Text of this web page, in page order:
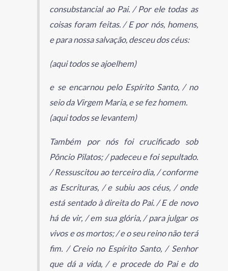
consubstancial ao Pai. / Por ele todas as
coisas foram feitas. / E por nós, homens,
e para nossa salvação, desceu dos céus:
(aqui todos se ajoelhem)
e se encarnou pelo Espírito Santo, / no
seio da Virgem Maria, e se fez homem.
(aqui todos se levantem)
Também por nós foi crucificado sob
Pôncio Pilatos; / padeceu e foi sepultado.
/ Ressuscitou ao terceiro dia, / conforme
as Escrituras, / e subiu aos céus, / onde
está sentado à direita do Pai. / E de novo
há de vir, / em sua glória, / para julgar os
vivos e os mortos; / e o seu reino não terá
fim. / Creio no Espírito Santo, / Senhor
que dá a vida, / e procede do Pai e do